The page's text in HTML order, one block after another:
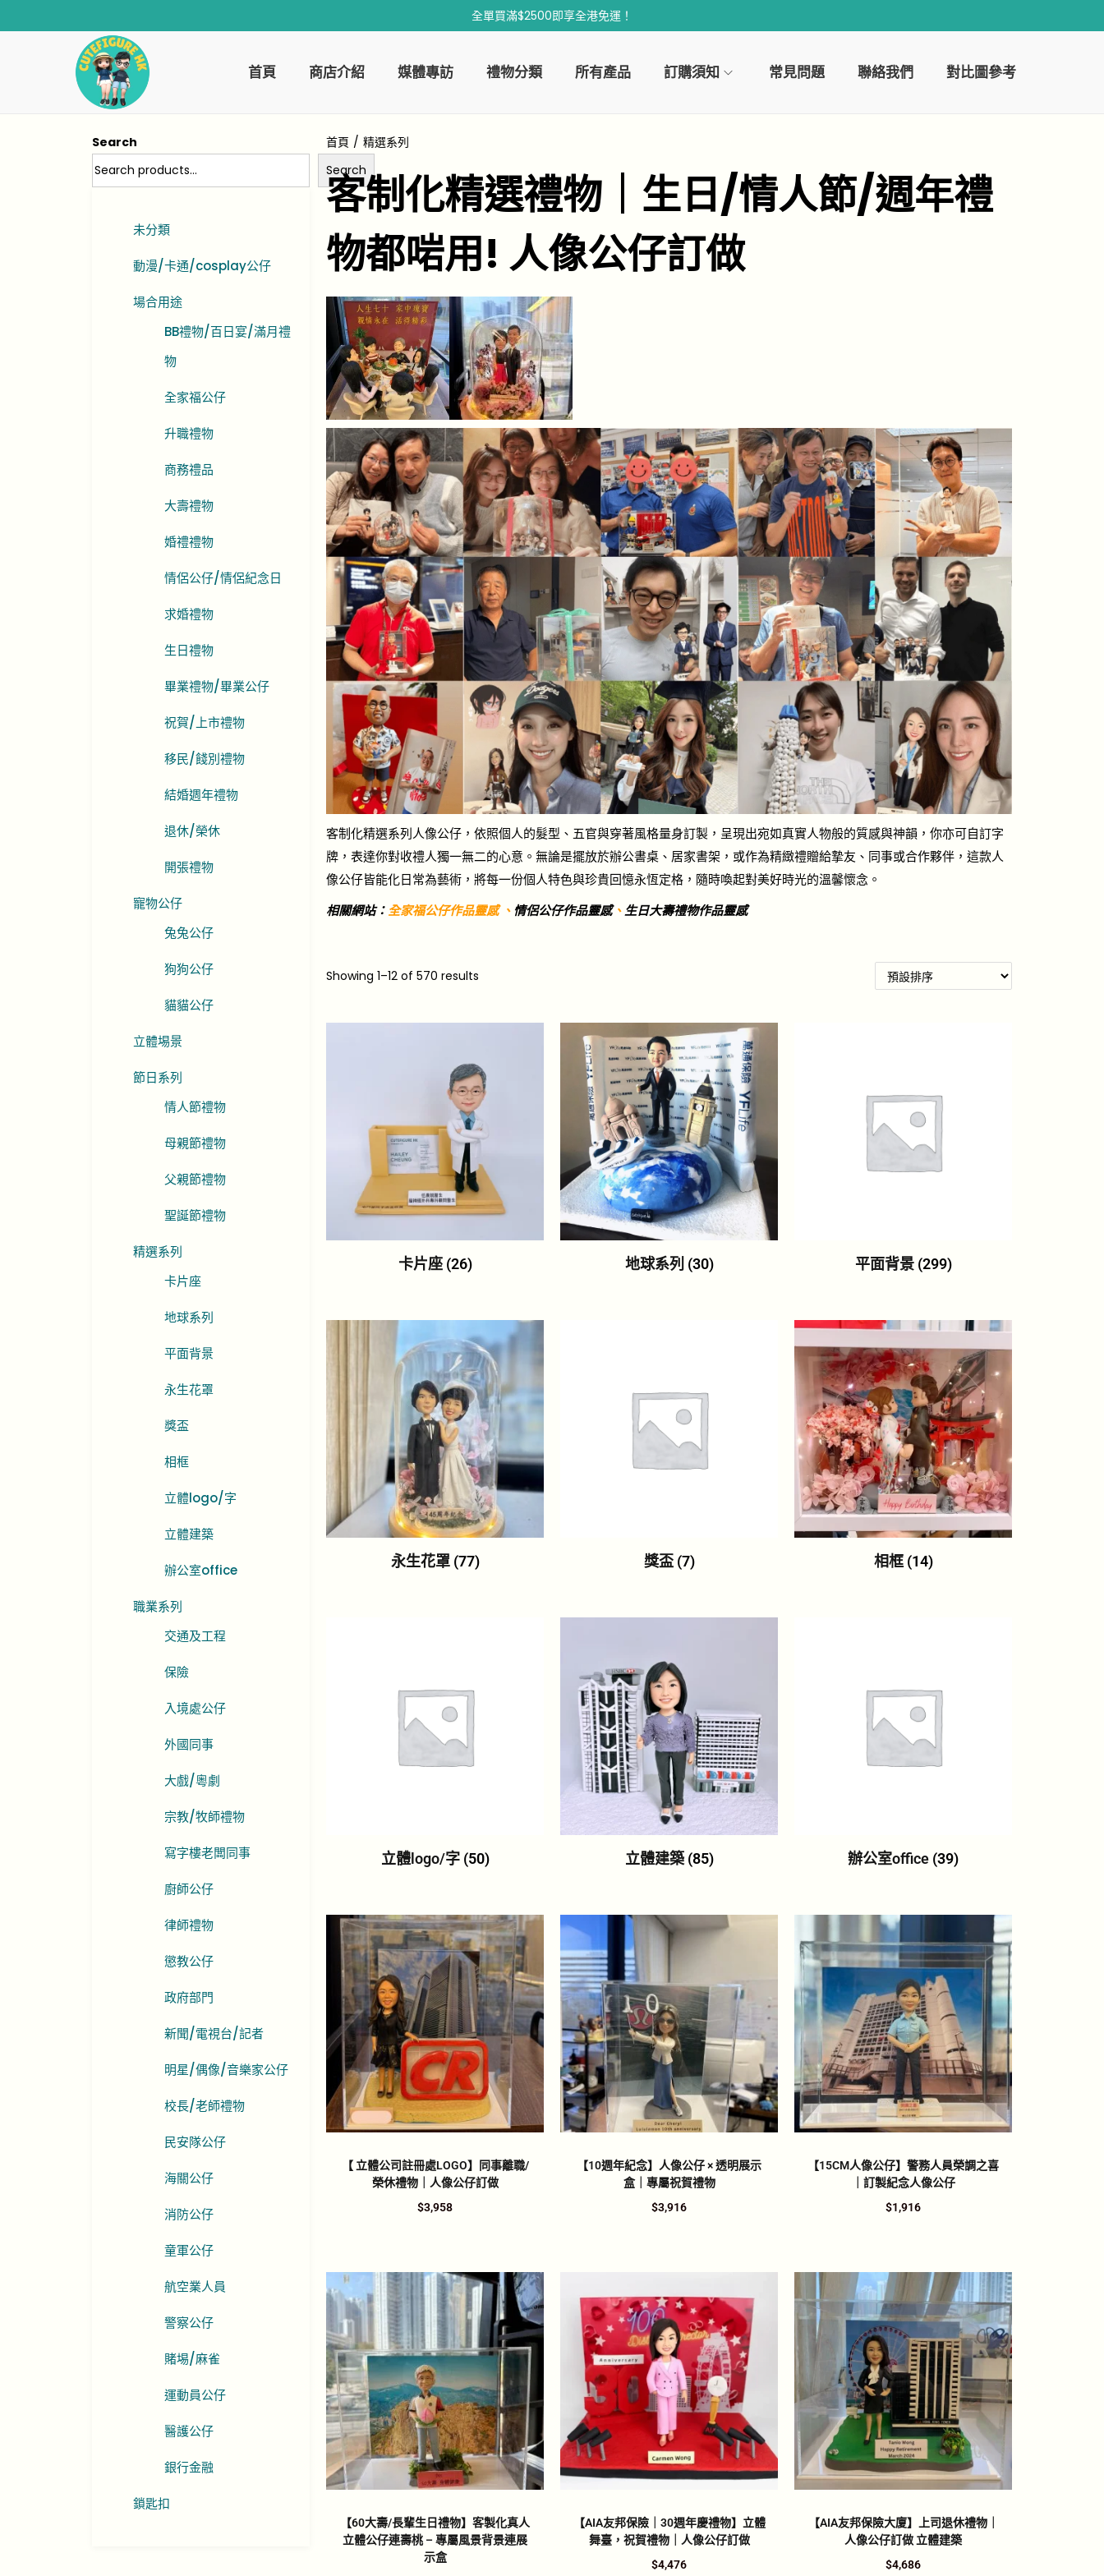
全單買滿$2500即享全港免運！
首頁 商店介紹 媒體專訪 禮物分類 所有產品 訂購須知 常見問題 聯絡我們 對比圖參考
Search
Search
未分類
動漫/卡通/cosplay公仔
場合用途
BB禮物/百日宴/滿月禮
物
全家福公仔
升職禮物
商務禮品
大壽禮物
婚禮禮物
情侶公仔/情侶紀念日
求婚禮物
生日禮物
畢業禮物/畢業公仔
祝賀/上市禮物
移民/餞別禮物
結婚週年禮物
退休/榮休
開張禮物
寵物公仔
兔兔公仔
狗狗公仔
貓貓公仔
立體埸景
節日系列
情人節禮物
母親節禮物
父親節禮物
聖誕節禮物
精選系列
卡片座
地球系列
平面背景
永生花罩
獎盃
相框
立體logo/字
立體建築
辦公室office
職業系列
交通及工程
保險
入境處公仔
外國同事
大戲/粵劇
宗教/牧師禮物
寫字樓老闆同事
廚師公仔
律師禮物
懲教公仔
政府部門
新聞/電視台/記者
明星/偶像/音樂家公仔
校長/老師禮物
民安隊公仔
海關公仔
消防公仔
童軍公仔
航空業人員
警察公仔
賭埸/麻雀
運動員公仔
醫護公仔
銀行金融
鎖匙扣
首頁 / 精選系列
客制化精選禮物｜生日/情人節/週年禮
物都啱用! 人像公仔訂做
客制化精選系列人像公仔，依照個人的髮型、五官與穿著風格量身訂製，呈現出宛如真實人物般的質感與神韻，你亦可自訂字
牌，表達你對收禮人獨一無二的心意。無論是擺放於辦公書桌、居家書架，或作為精緻禮贈給摯友、同事或合作夥伴，這款人
像公仔皆能化日常為藝術，將每一份個人特色與珍貴回憶永恆定格，隨時喚起對美好時光的溫馨懷念。
相關網站：全家福公仔作品靈感、 情侶公仔作品靈感、生日大壽禮物作品靈感
Showing 1–12 of 570 results
卡片座 (26) 地球系列 (30) 平面背景 (299)
永生花罩 (77) 獎盃 (7) 相框 (14)
立體logo/字 (50) 立體建築 (85) 辦公室office (39)
【 立體公司註冊處LOGO】同事離職/
榮休禮物｜人像公仔訂做
$3,958
【10週年紀念】人像公仔 × 透明展示
盒｜專屬祝賀禮物
$3,916
【15CM人像公仔】警務人員榮調之喜
｜訂製紀念人像公仔
$1,916
【60大壽/長輩生日禮物】客製化真人
立體公仔連壽桃 – 專屬風景背景連展
示盒
【AIA友邦保險｜30週年慶禮物】立體
舞臺，祝賀禮物｜人像公仔訂做
$4,476
【AIA友邦保險大廈】上司退休禮物｜
人像公仔訂做 立體建築
$4,686